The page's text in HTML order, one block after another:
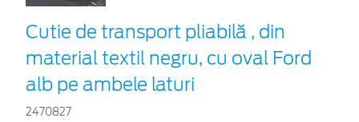
Cutie de transport pliabilă , din
material textil negru, cu oval Ford
alb pe ambele laturi
2470827